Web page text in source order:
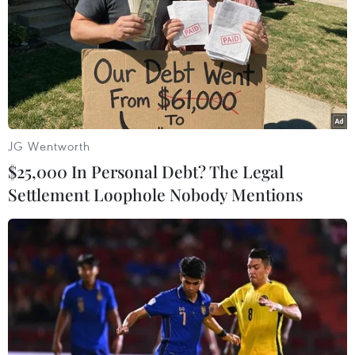
đi xuống độ sâu lớn và phải đối mặt với áp lực
nước tăng vọt.
Ông cho biết: Ocean Gate đã sử dụng các cảm
biến trong thân tàu Titan để đánh giá tình trạng
của thân tàu bằng composite sợi carbon.
Trong tài liệu quảng cáo, OceanGate đã chỉ ra
JG Wentworth
$25,000 In Personal Debt? The Legal
Settlement Loophole Nobody Mentions